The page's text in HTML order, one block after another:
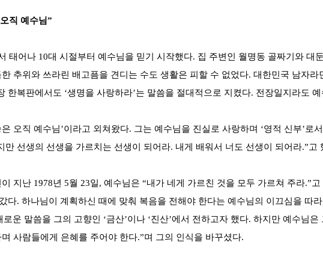
직 예수님”
태어나 10대 시절부터 예수님을 믿기 시작했다. 집 주변인 월명동 골짜기와
추위와 쓰라린 배고픔을 견디는 수도 생활은 피할 수 없었다. 대한민국 남자
한복판에서도 ‘생명을 사랑하라’는 말씀을 절대적으로 지켰다. 전장일지라도
오직 예수님’이라고 외쳐왔다. 그는 예수님을 진실로 사랑하며 ‘영적 신부’
만 선생의 선생을 가르치는 선생이 되어라. 내게 배워서 너도 선생이 되어라.”고
지난 1978년 5월 23일, 예수님은 “내가 네게 가르친 것을 모두 가르쳐 주라.”
다. 하나님이 계획하신 때에 맞춰 복음을 전해야 한다는 예수님의 이끄심을 따
운 말씀을 그의 고향인 ‘금산’이나 ‘진산’에서 전하고자 했다. 하지만 예수님
사람들에게 은혜를 주어야 한다.”며 그의 인식을 바꾸셨다.